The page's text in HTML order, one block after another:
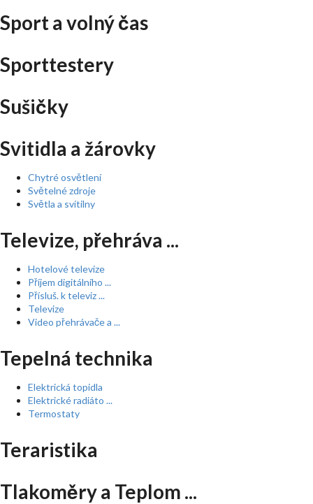
Sport a volný čas
Sporttestery
Sušičky
Svitidla a žárovky
Chytré osvětlení
Světelné zdroje
Světla a svítilny
Televize, přehráva ...
Hotelové televize
Příjem digitálního ...
Přísluš. k televiz ...
Televize
Video přehrávače a ...
Tepelná technika
Elektrická topidla
Elektrické radiáto ...
Termostaty
Teraristika
Tlakoměry a Teplom ...